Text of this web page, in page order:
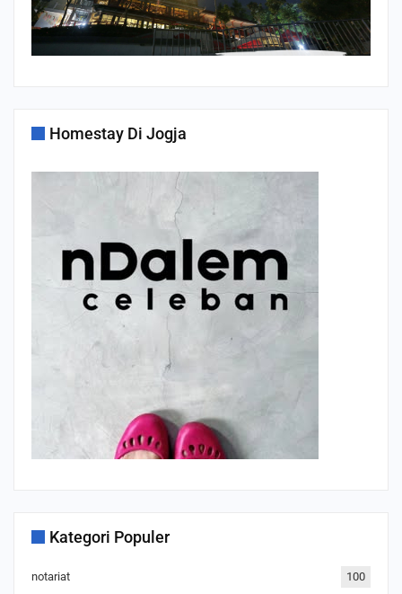
Homestay Di Jogja
Kategori Populer
notariat 100